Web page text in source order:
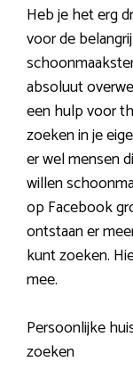
Heb je het erg
voor de
absoluut
een hulp voor
zoeken in je
er wel mensen
willen
op Facebook
ontstaan er
kunt zoeken.
mee.
Persoonlijke
zoeken